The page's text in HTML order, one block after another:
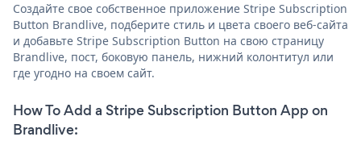
Создайте свое собственное приложение Stripe Subscription
Button Brandlive, подберите стиль и цвета своего веб-сайта
и добавьте Stripe Subscription Button на свою страницу
Brandlive, пост, боковую панель, нижний колонтитул или
где угодно на своем сайт.
How To Add a Stripe Subscription Button App on
Brandlive: